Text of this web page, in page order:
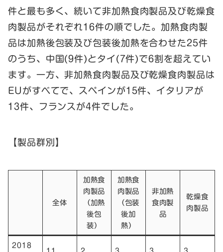
件と最も多く、続いて非加熱食肉製品及び乾燥食
肉製品がそれぞれ16件の順でした。加熱食肉製
品は加熱後包装及び包装後加熱を合わせた25件
のうち、中国(9件)とタイ(7件)で6割を超えてい
ます。一方、非加熱食肉製品及び乾燥食肉製品は
EUがすべてで、スペインが15件、イタリアが
13件、フランスが4件でした。
【製品群別】
全体
加熱食
肉製品
（加熱
後包
装）
加熱食
肉製品
（包装
後加
熱）
非加熱
食肉製
品
乾燥食
肉製品
2018